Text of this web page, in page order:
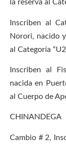
la reserva al
Inscriben al
Norori, nacido
al Categoría
Inscriben al
nacida en
al Cuerpo de
CHINANDEGA
Cambio # 2,